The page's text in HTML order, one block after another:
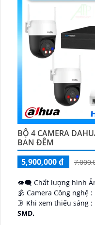
BỘ 4 CAMERA
BAN ĐÊM
5,900,000 ₫
👁️‍🗨 Chất lượng hình
🕉️ Camera Công nghệ :
🌛 Khi xem thiếu sáng :
SMD.